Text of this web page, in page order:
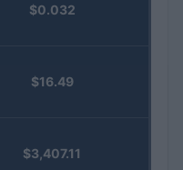
$0.032
$16.49
$3,407.11